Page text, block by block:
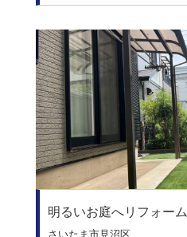
明るいお庭へリフォーム
さいたま市見沼区